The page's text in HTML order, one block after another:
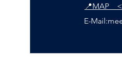
📍MAP
E-Mail: